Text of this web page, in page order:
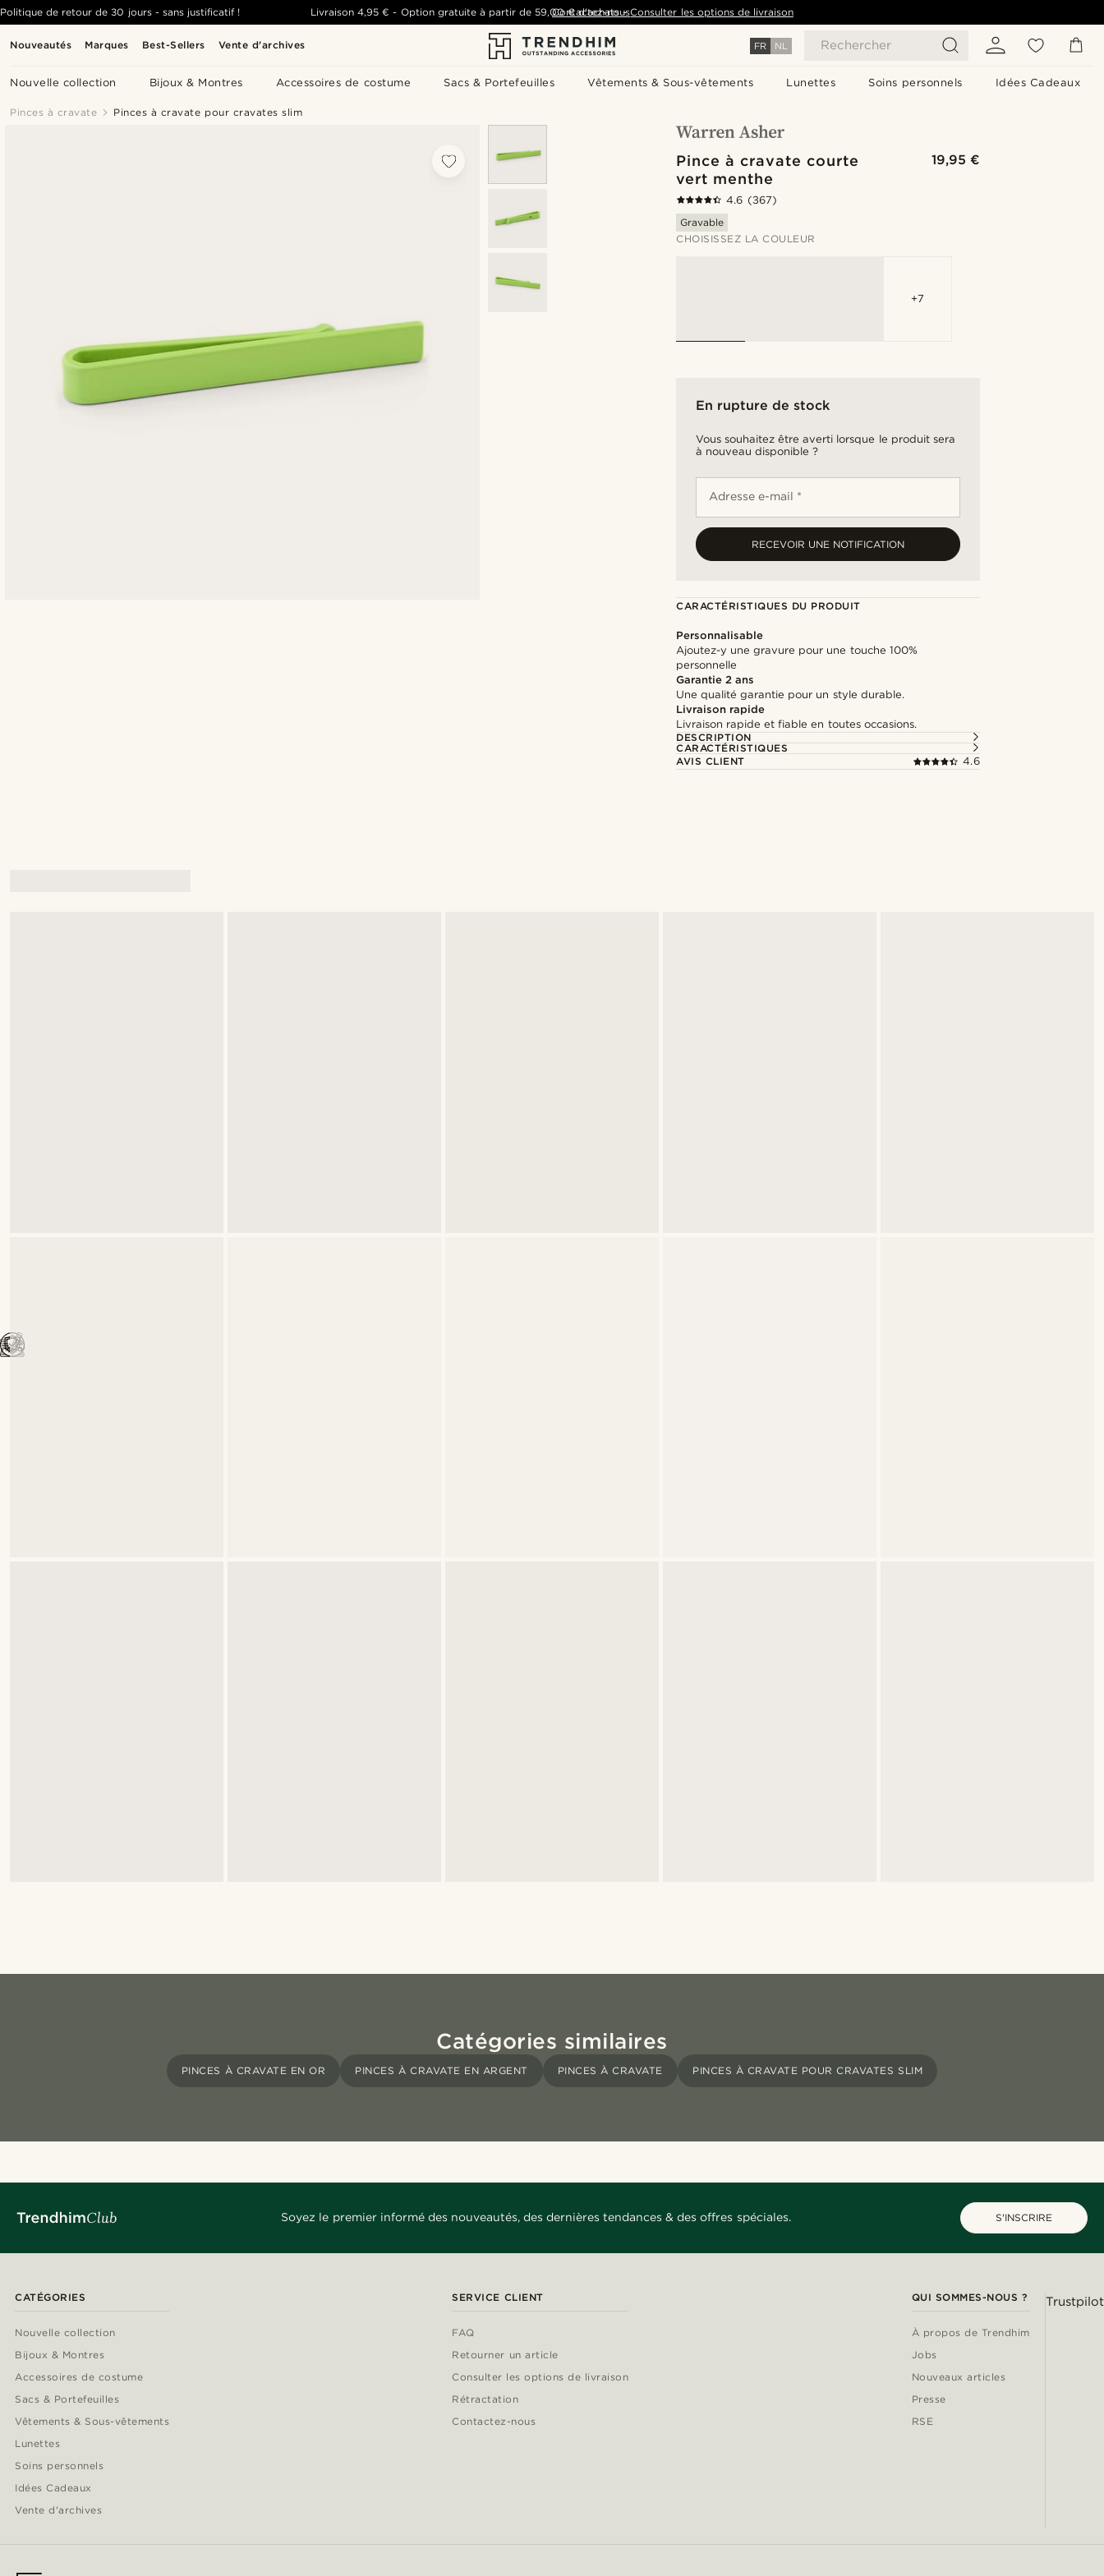
Nouveautés Marques Best-Sellers Vente d'archives FR NL Rechercher
Nouvelle collection Bijoux & Montres Accessoires de costume Sacs & Portefeuilles Vêtements & Sous-vêtements Lunettes Soins personnels Idées Cadeaux
Politique de retour de 30 jours - sans justificatif ! Livraison 4,95 € - Option gratuite à partir de59,00 €d'achats- Consulter les options de livraison
Contactez-nous
Pinces à cravate Pinces à cravate pour cravates slim
Pince à cravate courte
vert menthe
19,95 €
4.6 (367)
Gravable
CHOISISSEZ LA COULEUR
+7
En rupture de stock
Vous souhaitez être averti lorsque le produit sera
à nouveau disponible ?
Adresse e-mail *
RECEVOIR UNE NOTIFICATION
CARACTÉRISTIQUES DU PRODUIT
Personnalisable
Ajoutez-y une gravure pour une touche 100%
personnelle
Garantie 2 ans
Une qualité garantie pour un style durable.
Livraison rapide
Livraison rapide et fiable en toutes occasions.
DESCRIPTION
CARACTÉRISTIQUES
AVIS CLIENT
4.6
Catégories similaires
PINCES À CRAVATE EN OR PINCES À CRAVATE EN ARGENT PINCES À CRAVATE PINCES À CRAVATE POUR CRAVATES SLIM
Soyez le premier informé des nouveautés, des dernières tendances & des offres spéciales. S'INSCRIRE
CATÉGORIES
Nouvelle collection
Bijoux & Montres
Accessoires de costume
Sacs & Portefeuilles
Vêtements & Sous-vêtements
Lunettes
Soins personnels
Idées Cadeaux
Vente d'archives
SERVICE CLIENT
FAQ
Retourner un article
Consulter les options de livraison
Rétractation
Contactez-nous
QUI SOMMES-NOUS ?
À propos de Trendhim
Jobs
Nouveaux articles
Presse
RSE
Trustpilot